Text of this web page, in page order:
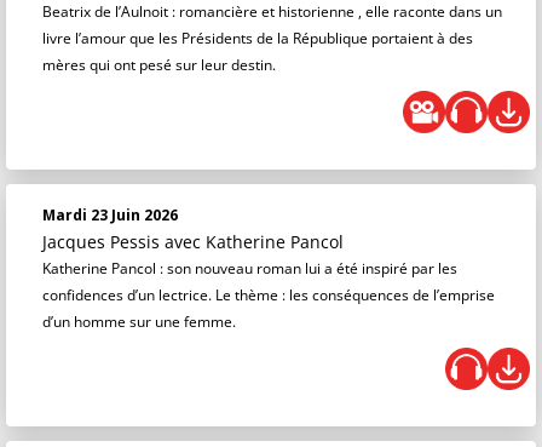
Beatrix de l’Aulnoit : romancière et historienne , elle raconte dans un
livre l’amour que les Présidents de la République portaient à des
mères qui ont pesé sur leur destin.
Mardi 23 Juin 2026
Jacques Pessis avec Katherine Pancol
Katherine Pancol : son nouveau roman lui a été inspiré par les
confidences d’un lectrice. Le thème : les conséquences de l’emprise
d’un homme sur une femme.